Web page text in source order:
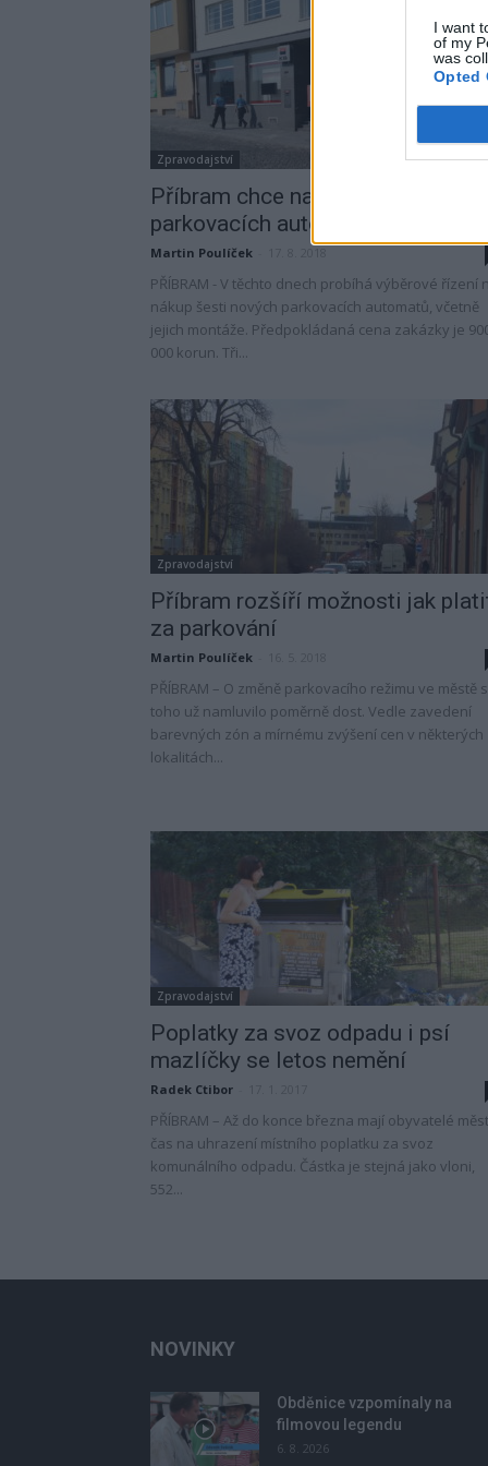
I want
of my
was
Opted
Zpravodajství
Příbram chce nakoupit šest nových
parkovacích automatů
Martin Poulíček
PŘÍBRAM - V těchto dnech probíhá výběrové řízení
nákup šesti nových parkovacích automatů, včetně
jejich montáže. Předpokládaná cena zakázky je
000 korun. Tři...
Zpravodajství
Příbram rozšíří možnosti jak
za parkování
Martin Poulíček
PŘÍBRAM – O změně parkovacího režimu ve městě
toho už namluvilo poměrně dost. Vedle zavedení
barevných zón a mírnému zvýšení cen v některých
lokalitách...
Zpravodajství
Poplatky za svoz odpadu i psí
mazlíčky se letos nemění
Radek Ctibor
PŘÍBRAM – Až do konce března mají obyvatelé
čas na uhrazení místního poplatku za svoz
komunálního odpadu. Částka je stejná jako vloni,
552...
NOVINKY
Obděnice vzpomínaly na
filmovou legendu
6. 8. 2026